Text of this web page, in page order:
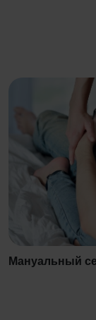
Мануальный